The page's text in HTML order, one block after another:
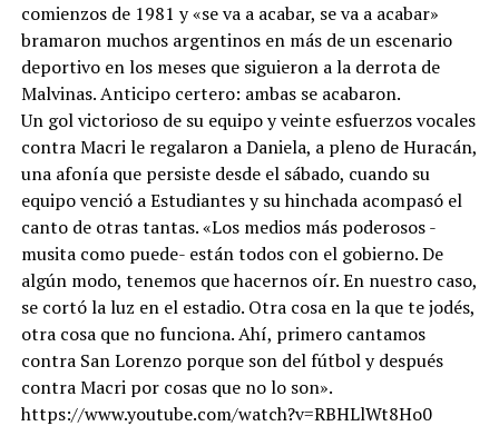
comienzos de 1981 y «se va a acabar, se va a acabar»
bramaron muchos argentinos en más de un escenario
deportivo en los meses que siguieron a la derrota de
Malvinas. Anticipo certero: ambas se acabaron.
Un gol victorioso de su equipo y veinte esfuerzos vocales
contra Macri le regalaron a Daniela, a pleno de Huracán,
una afonía que persiste desde el sábado, cuando su
equipo venció a Estudiantes y su hinchada acompasó el
canto de otras tantas. «Los medios más poderosos -
musita como puede- están todos con el gobierno. De
algún modo, tenemos que hacernos oír. En nuestro caso,
se cortó la luz en el estadio. Otra cosa en la que te jodés,
otra cosa que no funciona. Ahí, primero cantamos
contra San Lorenzo porque son del fútbol y después
contra Macri por cosas que no lo son».
https://www.youtube.com/watch?v=RBHLlWt8Ho0